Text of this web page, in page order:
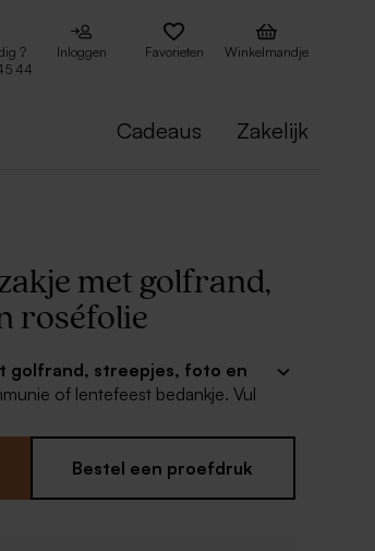
?
44
Inloggen Favorieten Winkelmandje
Cadeaus Zakelijk
met golfrand,
roséfolie
golfrand, streepjes, foto en
of lentefeest bedankje. Vul
zelf maken is heel makkelijk
met de mooiste
Bestel een proefdruk